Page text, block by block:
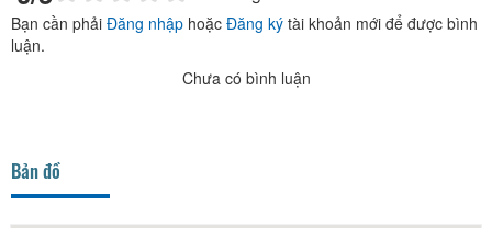
Bạn cần phải Đăng nhập hoặc Đăng ký tài khoản mới để được bình
luận.
Chưa có bình luận
Bản đồ